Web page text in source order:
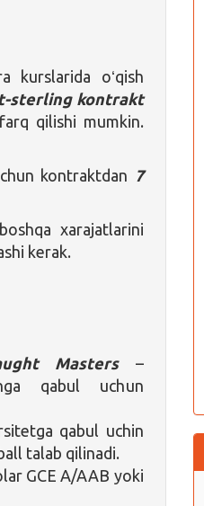
kurslarida oʻqish
sterling kontrakt
qilishi mumkin.
kontraktdan 7
xarajatlarini
kerak.
Masters–
qabul uchun
qabul uchin
talab qilinadi.
GCE A/AAB yoki